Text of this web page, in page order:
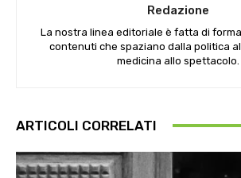
Redazione
La nostra linea editoriale è fatta di
contenuti che spaziano dalla politica
medicina allo spettacolo.
ARTICOLI CORRELATI